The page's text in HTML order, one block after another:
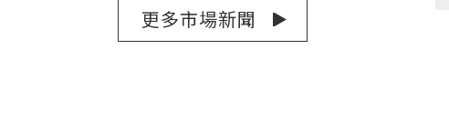
更多市場新聞